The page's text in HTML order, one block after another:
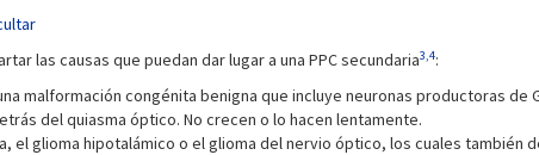
las causas que puedan dar lugar a una PPC secundaria3,4:
malformación congénita benigna que incluye neuronas productoras de
del quiasma óptico. No crecen o lo hacen lentamente.
el glioma hipotalámico o el glioma del nervio óptico, los cuales también